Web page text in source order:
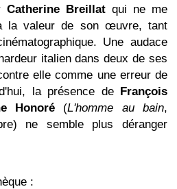
Catherine Breillat qui ne me
la valeur de son œuvre, tant
Une audace
italien dans deux de ses
elle comme une erreur de
la présence de François
Honoré (L'homme au bain,
ne semble plus déranger
: